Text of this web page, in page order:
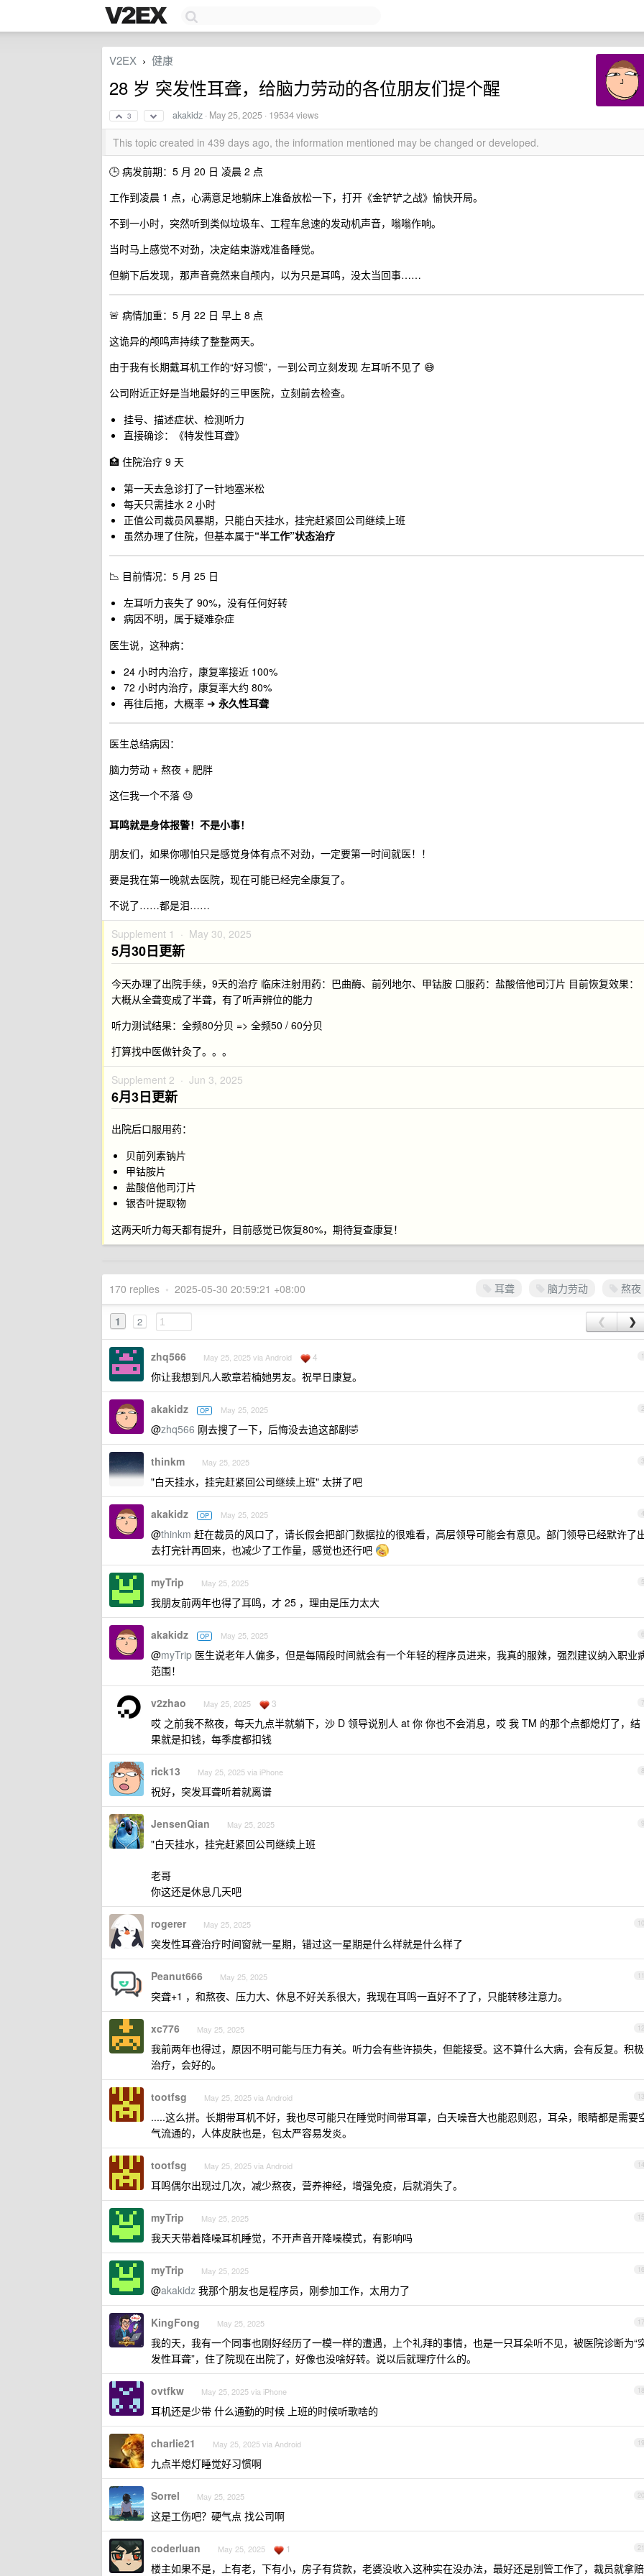
V2EX › 健康
28 岁 突发性耳聋，给脑力劳动的各位朋友们提个醒
3 akakidz · May 25, 2025 · 19534 views
This topic created in 439 days ago, the information mentioned may be changed or developed.
🕒 病发前期：5 月 20 日 凌晨 2 点
工作到凌晨 1 点，心满意足地躺床上准备放松一下，打开《金铲铲之战》愉快开局。
不到一小时，突然听到类似垃圾车、工程车怠速的发动机声音，嗡嗡作响。
当时马上感觉不对劲，决定结束游戏准备睡觉。
但躺下后发现，那声音竟然来自颅内，以为只是耳鸣，没太当回事……
🚨 病情加重：5 月 22 日 早上 8 点
这诡异的颅鸣声持续了整整两天。
由于我有长期戴耳机工作的“好习惯”，一到公司立刻发现 左耳听不见了 😅
公司附近正好是当地最好的三甲医院，立刻前去检查。
挂号、描述症状、检测听力
直接确诊：《特发性耳聋》
🏥 住院治疗 9 天
第一天去急诊打了一针地塞米松
每天只需挂水 2 小时
正值公司裁员风暴期，只能白天挂水，挂完赶紧回公司继续上班
虽然办理了住院，但基本属于“半工作”状态治疗
📉 目前情况：5 月 25 日
左耳听力丧失了 90%，没有任何好转
病因不明，属于疑难杂症
医生说，这种病：
24 小时内治疗，康复率接近 100%
72 小时内治疗，康复率大约 80%
再往后拖，大概率 ➜ 永久性耳聋
医生总结病因：
脑力劳动 + 熬夜 + 肥胖
这仨我一个不落 😓
耳鸣就是身体报警！不是小事！
朋友们，如果你哪怕只是感觉身体有点不对劲，一定要第一时间就医！！
要是我在第一晚就去医院，现在可能已经完全康复了。
不说了……都是泪……
Supplement 1 · May 30, 2025
5月30日更新
今天办理了出院手续，9天的治疗 临床注射用药：巴曲酶、前列地尔、甲钴胺 口服药：盐酸倍他司汀片 目前恢复效果：
大概从全聋变成了半聋，有了听声辨位的能力
听力测试结果：全频80分贝 => 全频50 / 60分贝
打算找中医做针灸了。。。
Supplement 2 · Jun 3, 2025
6月3日更新
出院后口服用药：
贝前列素钠片
甲钴胺片
盐酸倍他司汀片
银杏叶提取物
这两天听力每天都有提升，目前感觉已恢复80%，期待复查康复！
耳聋 脑力劳动 熬夜
170 replies • 2025-05-30 20:59:21 +08:00
1 2 ❮ ❯
1
zhq566 May 25, 2025 via Android 4
你让我想到凡人歌章若楠她男友。祝早日康复。
2
akakidz OP May 25, 2025
@zhq566 刚去搜了一下，后悔没去追这部剧🤣
3
thinkm May 25, 2025
"白天挂水，挂完赶紧回公司继续上班" 太拼了吧
4
akakidz OP May 25, 2025
@thinkm 赶在裁员的风口了，请长假会把部门数据拉的很难看，高层领导可能会有意见。部门领导已经默许了
去打完针再回来，也减少了工作量，感觉也还行吧
5
myTrip May 25, 2025
我朋友前两年也得了耳鸣，才 25 ，理由是压力太大
6
akakidz OP May 25, 2025
@myTrip 医生说老年人偏多，但是每隔段时间就会有一个年轻的程序员进来，我真的服辣，强烈建议纳入职业
范围！
7
v2zhao May 25, 2025 3
哎 之前我不熬夜，每天九点半就躺下，沙 D 领导说别人 at 你 你也不会消息，哎 我 TM 的那个点都熄灯了，结
果就是扣钱，每季度都扣钱
8
rick13 May 25, 2025 via iPhone
祝好，突发耳聋听着就离谱
9
JensenQian May 25, 2025
"白天挂水，挂完赶紧回公司继续上班
老哥
你这还是休息几天吧
10
rogerer May 25, 2025
突发性耳聋治疗时间窗就一星期，错过这一星期是什么样就是什么样了
11
Peanut666 May 25, 2025
突聋+1 ，和熬夜、压力大、休息不好关系很大，我现在耳鸣一直好不了了，只能转移注意力。
12
xc776 May 25, 2025
我前两年也得过，原因不明可能与压力有关。听力会有些许损失，但能接受。这不算什么大病，会有反复。积极
治疗，会好的。
13
tootfsg May 25, 2025 via Android
.....这么拼。长期带耳机不好，我也尽可能只在睡觉时间带耳罩，白天噪音大也能忍则忍，耳朵，眼睛都是需要
气流通的，人体皮肤也是，包太严容易发炎。
14
tootfsg May 25, 2025 via Android
耳鸣偶尔出现过几次，减少熬夜，营养神经，增强免疫，后就消失了。
15
myTrip May 25, 2025
我天天带着降噪耳机睡觉，不开声音开降噪模式，有影响吗
16
myTrip May 25, 2025
@akakidz 我那个朋友也是程序员，刚参加工作，太用力了
17
KingFong May 25, 2025
我的天，我有一个同事也刚好经历了一模一样的遭遇，上个礼拜的事情，也是一只耳朵听不见，被医院诊断为“
发性耳聋”，住了院现在出院了，好像也没啥好转。说以后就理疗什么的。
18
ovtfkw May 25, 2025 via iPhone
耳机还是少带 什么通勤的时候 上班的时候听歌啥的
19
charlie21 May 25, 2025 via Android
九点半熄灯睡觉好习惯啊
20
Sorrel May 25, 2025
这是工伤吧？硬气点 找公司啊
21
coderluan May 25, 2025 1
楼主如果不是，上有老，下有小，房子有贷款，老婆没收入这种实在没办法，最好还是别管工作了，裁员就拿赔